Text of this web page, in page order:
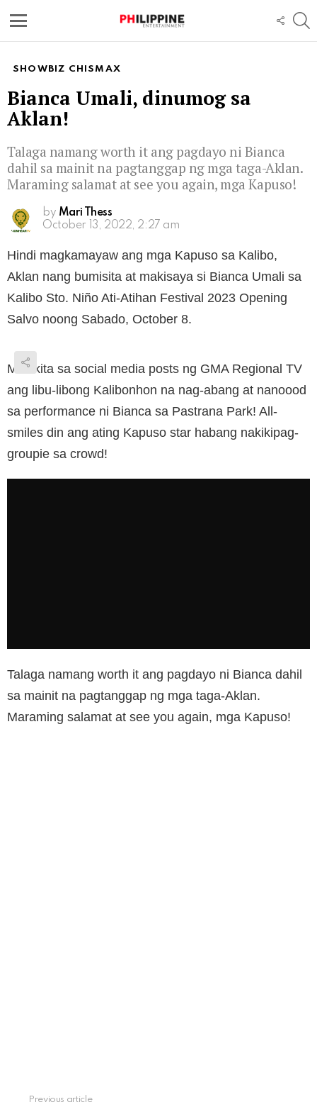
SHOWBIZ CHISMAX
Bianca Umali, dinumog sa
Aklan!
Talaga namang worth it ang pagdayo ni Bianca
dahil sa mainit na pagtanggap ng mga taga-Aklan.
Maraming salamat at see you again, mga Kapuso!
by Mari Thess
October 13, 2022, 2:27 am
Hindi magkamayaw ang mga Kapuso sa Kalibo,
Aklan nang bumisita at makisaya si Bianca Umali sa
Kalibo Sto. Niño Ati-Atihan Festival 2023 Opening
Salvo noong Sabado, October 8.
Makikita sa social media posts ng GMA Regional TV
ang libu-libong Kalibonhon na nag-abang at nanoood
sa performance ni Bianca sa Pastrana Park! All-
smiles din ang ating Kapuso star habang nakikipag-
groupie sa crowd!
Talaga namang worth it ang pagdayo ni Bianca dahil
sa mainit na pagtanggap ng mga taga-Aklan.
Maraming salamat at see you again, mga Kapuso!
Previous article